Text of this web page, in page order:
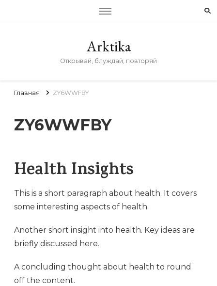
Arktika
Открывай, блуждай, повторяй
Главная ZY6WWFBY
ZY6WWFBY
Health Insights
This is a short paragraph about health. It covers
some interesting aspects of health.
Another short insight into health. Key ideas are
briefly discussed here.
A concluding thought about health to round
off the content.